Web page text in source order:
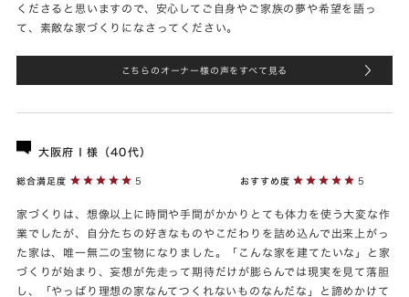
くださると思いますので、安心してご自身やご家族の夢や希望を語っ
て、素敵な家づくりになさってください。
こちらのオーナー様の声をすべて見る
大阪府Ｉ様（40代）
総合満足度 5 おすすめ度 5
家づくりは、想像以上に時間や手間がかかりとても体力を使う大変な作
業でしたが、自分たちの好きなものやこだわりを詰め込んで出来上がっ
た家は、唯一無二の宝物になりました。「こんな家を建てたいな」と家
づくりが始まり、妄想が先走って期待だけが膨らんでは現実を見て落胆
し、「やっぱり理想の家なんてつくれないものなんだな」と諦めかけて